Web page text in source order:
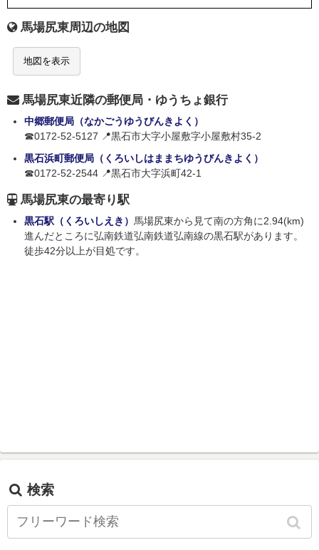
馬場尻東周辺の地図
地図を表示
馬場尻東近隣の郵便局・ゆうちょ銀行
中郷郵便局（なかごうゆうびんきよく）
☎0172-52-5127 📍黒石市大字小屋敷字小屋敷村35-2
黒石浜町郵便局（くろいしはままちゆうびんきよく）
☎0172-52-2544 📍黒石市大字浜町42-1
馬場尻東の最寄り駅
黒石駅（くろいしえき） 馬場尻東から見て南の方角に2.94(km)
進んだところに弘南鉄道弘南鉄道弘南線の黒石駅があります。
徒歩42分以上が目処です。
検索